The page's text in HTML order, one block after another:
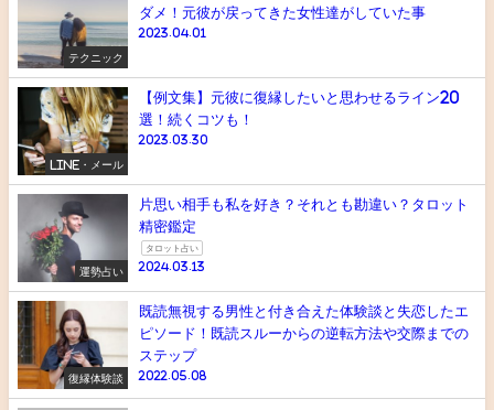
テクニック
ダメ！元彼が戻ってきた女性達がしていた事
2023.04.01
LINE・メール
【例文集】元彼に復縁したいと思わせるライン20
選！続くコツも！
2023.03.30
運勢占い
片思い相手も私を好き？それとも勘違い？タロット
精密鑑定
タロット占い
2024.03.13
復縁体験談
既読無視する男性と付き合えた体験談と失恋したエ
ピソード！既読スルーからの逆転方法や交際までの
ステップ
2022.05.08